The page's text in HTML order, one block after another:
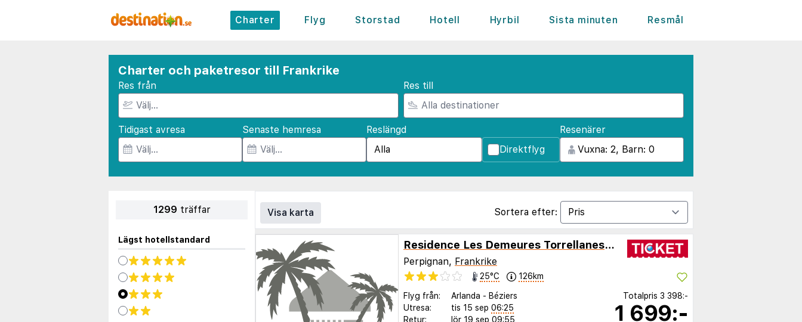
Charter Flyg Storstad Hotell Hyrbil Sista minuten Resmål
Charter och paketresor till Frankrike
Res från Res till
Tidigast avresa Senaste hemresa
Reslängd
Direktflyg
Resenärer
1299 träffar
Lägst hotellstandard
Visa karta Sortera efter:
Residence Les Demeures Torrellanes - Vacancéole
Perpignan, Frankrike
25°C 126km
Flyg från: Arlanda - Béziers
Utresa:
tis 15 sep 06:25
Retur:
lör 19 sep 09:55
Totalpris 3 398:-
1 699:-